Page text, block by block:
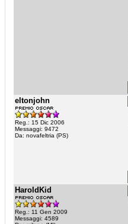
eltonjohn
Reg.: 15 Dic 2006
Messaggi: 9472
Da: novafeltria (PS)
HaroldKid
Reg.: 11 Gen 2009
Messaggi: 4589